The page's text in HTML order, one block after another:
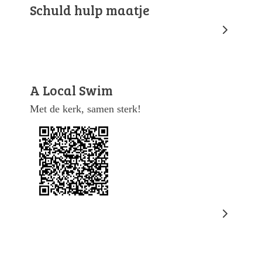
Schuld hulp maatje
A Local Swim
Met de kerk, samen sterk!